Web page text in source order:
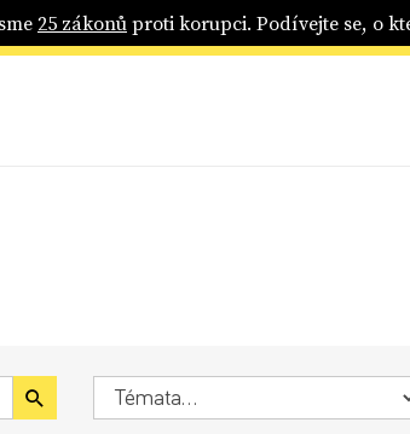
25 zákonůproti korupci. Podívejte se, o